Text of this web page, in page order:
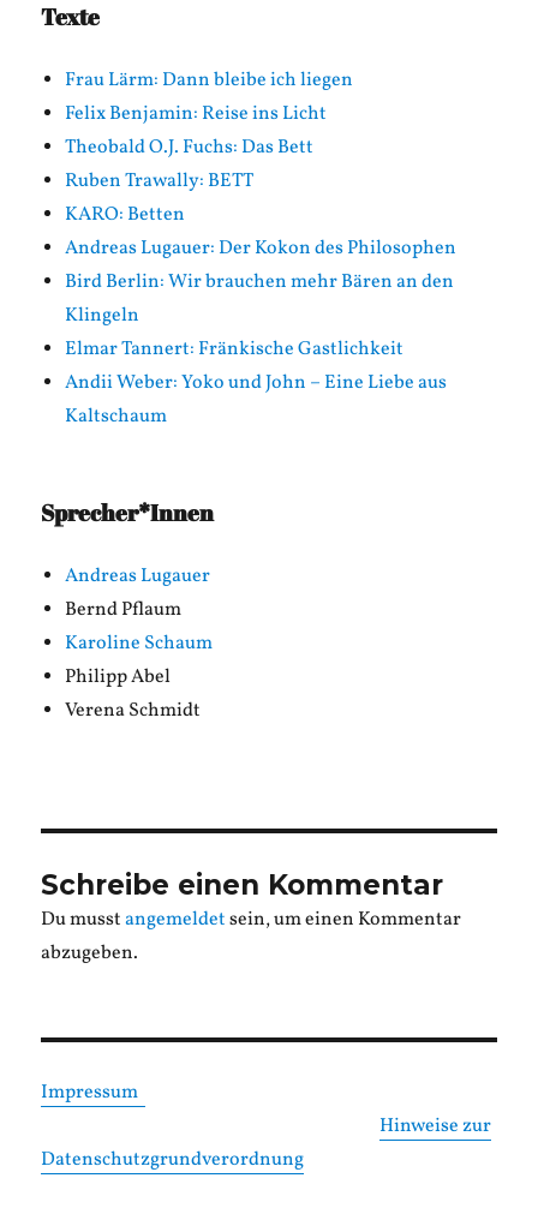
Texte
Frau Lärm: Dann bleibe ich liegen
Felix Benjamin: Reise ins Licht
Theobald O.J. Fuchs: Das Bett
Ruben Trawally: BETT
KARO: Betten
Andreas Lugauer: Der Kokon des Philosophen
Bird Berlin: Wir brauchen mehr Bären an den
Klingeln
Elmar Tannert: Fränkische Gastlichkeit
Andii Weber: Yoko und John – Eine Liebe aus
Kaltschaum
Sprecher*Innen
Andreas Lugauer
Bernd Pflaum
Karoline Schaum
Philipp Abel
Verena Schmidt
Schreibe einen Kommentar
Du musstangemeldetsein, um einen Kommentar
abzugeben.
Impressum
Hinweise zur
Datenschutzgrundverordnung